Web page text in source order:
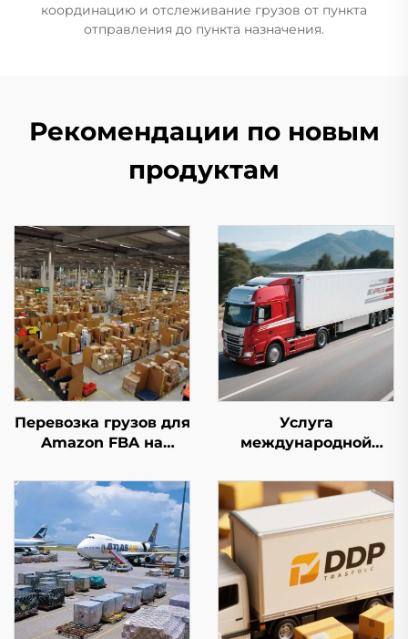
координацию и отслеживание грузов от пункта
отправления до пункта назначения.
Рекомендации по новым
продуктам
Перевозка грузов для
Amazon FBA на
Услуга
международной
(DHL/FEDEX/UPS)